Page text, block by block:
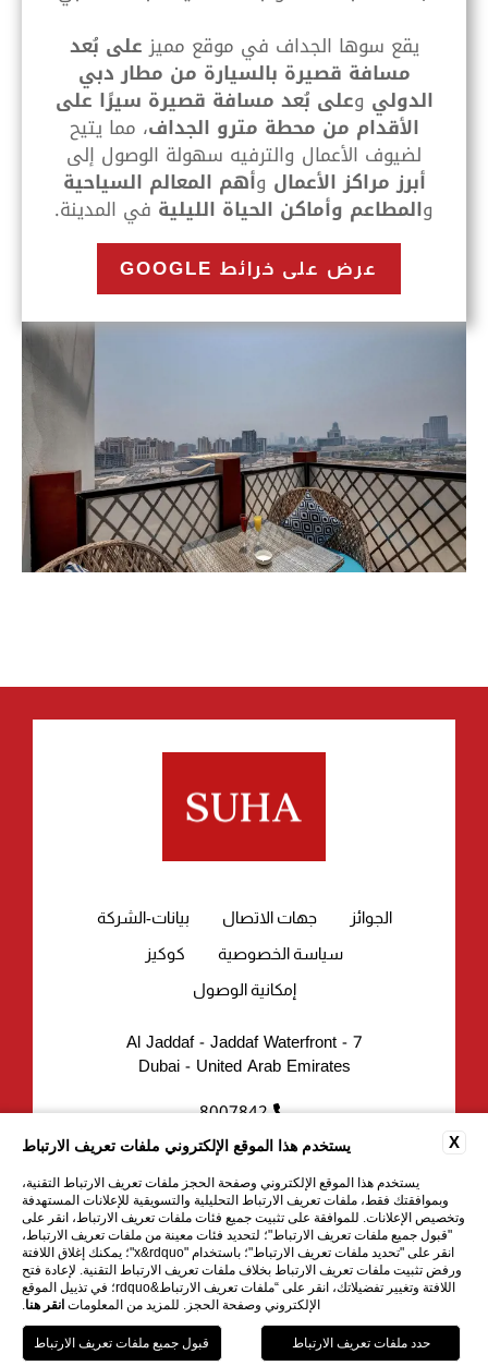
احجز الآن
يقع سوها الجداف في موقع مميزعلى بُعد
مسافة قصيرة بالسيارة من مطار دبي
الدولي وعلى بُعد مسافة قصيرة سيرًا على
الأقدام من محطة مترو الجداف، مما يتيح
لضيوف الأعمال والترفيه سهولة الوصول إلى
أبرز مراكز الأعمال وأهم المعالم السياحية
والمطاعم وأماكن الحياة الليليةفي المدينة.
عرض على خرائط GOOGLE
الجوائز جهات الاتصال
بيانات-الشركة
سياسة الخصوصية
كوكيز
إمكانية الوصول
7 - Al Jaddaf - Jaddaf Waterfront
Dubai - United Arab Emirates
8007842
reservations.uae@suhahospitality.com
WEBSITE BY BLASTNESS
X يستخدم هذا الموقع الإلكتروني ملفات تعريف الارتباط
يستخدم هذا الموقع الإلكتروني وصفحة الحجز ملفات تعريف الارتباط التقنية،
وبموافقتك فقط، ملفات تعريف الارتباط التحليلية والتسويقية للإعلانات المستهدفة
وتخصيص الإعلانات. للموافقة على تثبيت جميع فئات ملفات تعريف الارتباط، انقر على
"قبول جميع ملفات تعريف الارتباط"؛ لتحديد فئات معينة من ملفات تعريف الارتباط،
انقر على "تحديد ملفات تعريف الارتباط"؛ باستخدام "x&rdquo"؛ يمكنك إغلاق اللافتة
ورفض تثبيت ملفات تعريف الارتباط بخلاف ملفات تعريف الارتباط التقنية. لإعادة فتح
اللافتة وتغيير تفضيلاتك، انقر على “ملفات تعريف الارتباط&rdquo؛ في تذييل الموقع
الإلكتروني وصفحة الحجز. للمزيد من المعلومات انقر هنا.